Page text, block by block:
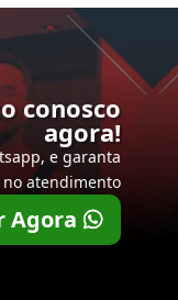
conosco
agora!
e garanta
atendimento
Agora